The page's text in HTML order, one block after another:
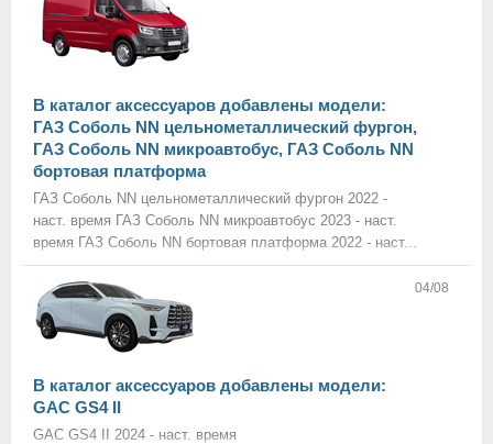
В каталог аксессуаров добавлены модели:
ГАЗ Соболь NN цельнометаллический фургон,
ГАЗ Соболь NN микроавтобус, ГАЗ Соболь NN
бортовая платформа
ГАЗ Соболь NN цельнометаллический фургон 2022 -
наст. время ГАЗ Соболь NN микроавтобус 2023 - наст.
время ГАЗ Соболь NN бортовая платформа 2022 - наст...
04/08
В каталог аксессуаров добавлены модели:
GAC GS4 II
GAC GS4 II 2024 - наст. время